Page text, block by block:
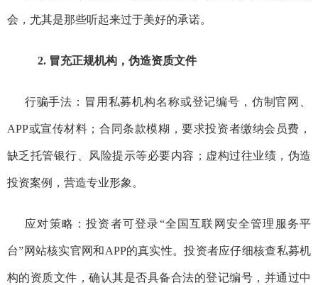
会，尤其是那些听起来过于美好的承诺。
2. 冒充正规机构，伪造资质文件
行骗手法：冒用私募机构名称或登记编号，仿制官网、
APP或宣传材料；合同条款模糊，要求投资者缴纳会员费，
缺乏托管银行、风险提示等必要内容；虚构过往业绩，伪造
投资案例，营造专业形象。
应对策略：投资者可登录“全国互联网安全管理服务平
台”网站核实官网和APP的真实性。投资者应仔细核查私募机
构的资质文件，确认其是否具备合法的登记编号，并通过中